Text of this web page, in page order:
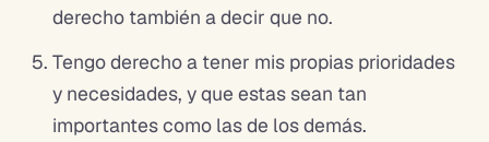
derecho también a decir que no.
Tengo derecho a tener mis propias prioridades
y necesidades, y que estas sean tan
importantes como las de los demás.